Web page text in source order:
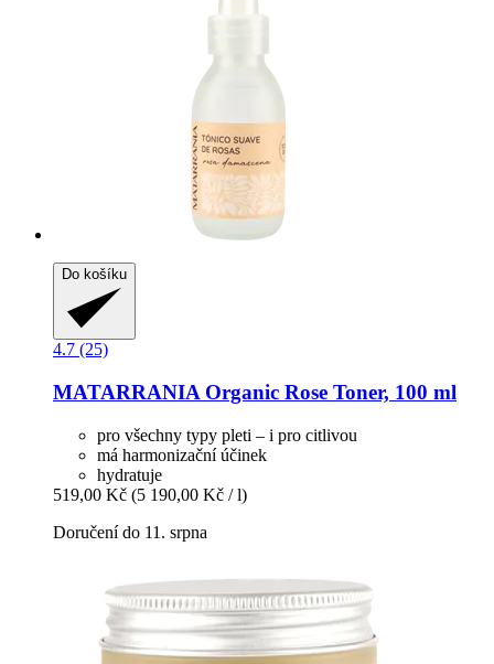
Do košíku
4.7 (25)
MATARRANIA Organic Rose Toner, 100 ml
pro všechny typy pleti – i pro citlivou
má harmonizační účinek
hydratuje
519,00 Kč (5 190,00 Kč / l)
Doručení do 11. srpna